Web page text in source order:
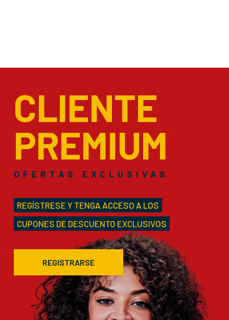
CLIENTE
PREMIUM
OFERTAS EXCLUSIVAS
REGÍSTRESE Y TENGA ACCESO A LOS
CUPONES DE DESCUENTO EXCLUSIVOS
REGISTRARSE